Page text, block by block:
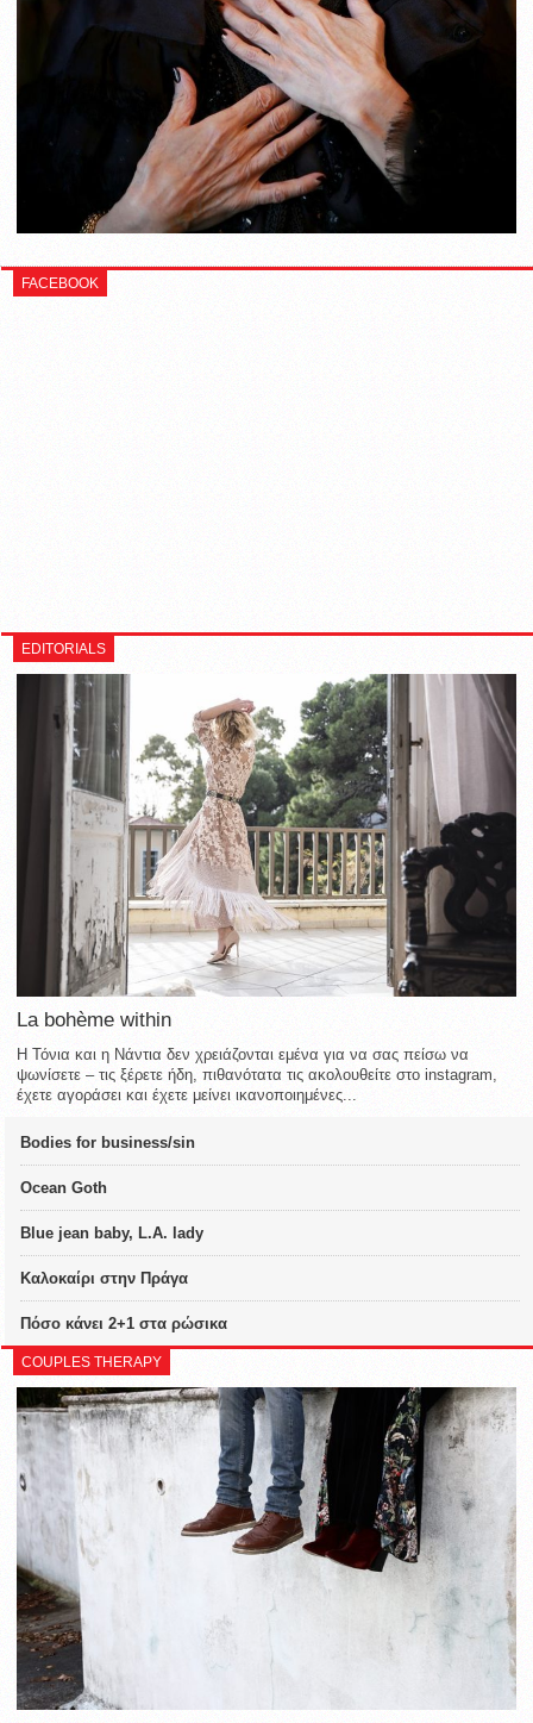
FACEBOOK
EDITORIALS
La bohème within
Η Τόνια και η Νάντια δεν χρειάζονται εμένα για να σας πείσω να
ψωνίσετε – τις ξέρετε ήδη, πιθανότατα τις ακολουθείτε στο instagram,
έχετε αγοράσει και έχετε μείνει ικανοποιημένες...
Bodies for business/sin
Ocean Goth
Blue jean baby, L.A. lady
Καλοκαίρι στην Πράγα
Πόσο κάνει 2+1 στα ρώσικα
COUPLES THERAPY